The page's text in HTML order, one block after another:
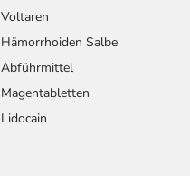
Voltaren
Hämorrhoiden Salbe
Abführmittel
Magentabletten
Lidocain